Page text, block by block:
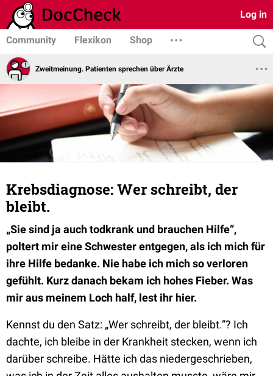
Log in
Community Flexikon Shop
Zweitmeinung. Patienten sprechen über Ärzte
Krebsdiagnose: Wer schreibt, der
bleibt.
„Sie sind ja auch todkrank und brauchen Hilfe”,
poltert mir eine Schwester entgegen, als ich mich für
ihre Hilfe bedanke. Nie habe ich mich so verloren
gefühlt. Kurz danach bekam ich hohes Fieber. Was
mir aus meinem Loch half, lest ihr hier.
Kennst du den Satz: „Wer schreibt, der bleibt.”? Ich
dachte, ich bleibe in der Krankheit stecken, wenn ich
darüber schreibe. Hätte ich das niedergeschrieben,